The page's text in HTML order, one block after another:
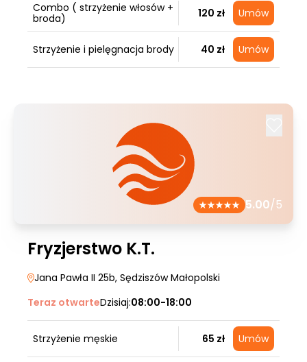
Combo ( strzyżenie włosów +
broda)
120 zł Umów
Strzyżenie i pielęgnacja brody 40 zł Umów
5.00/5
Fryzjerstwo K.T.
Jana Pawła II 25b, Sędziszów Małopolski
Teraz otwarteDzisiaj:08:00-18:00
Strzyżenie męskie 65 zł Umów